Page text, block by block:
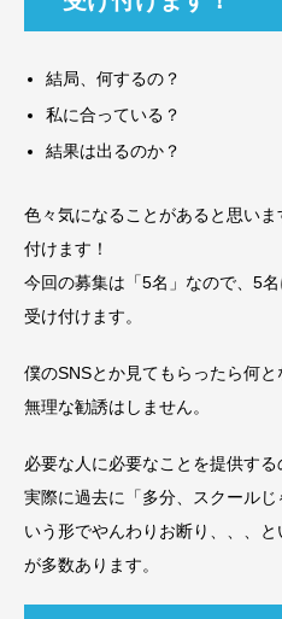
結局、何するの？
私に合っている？
結果は出るのか？
色々気になることがあると思い
付けます！
今回の募集は「5名」なので、5
受け付けます。
僕のSNSとか見てもらったら何
無理な勧誘はしません。
必要な人に必要なことを提供する
実際に過去に「多分、スクール
いう形でやんわりお断り、、、
が多数あります。